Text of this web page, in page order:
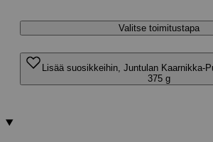
Valitse toimitustapa
Lisää suosikkeihin, Juntulan Kaarnikka-
375 g